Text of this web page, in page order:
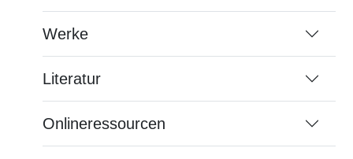
Werke
Literatur
Onlineressourcen